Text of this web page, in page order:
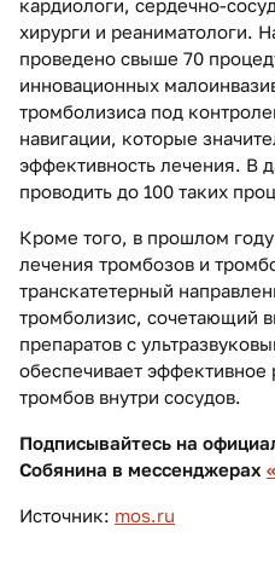
хирурги и реаниматологи.
проведено свыше 70
инновационных
тромболизиса под
навигации, которые
эффективность лечения. В
проводить до 100 таких
Кроме того, в прошлом
лечения тромбозов и
транскатетерный
тромболизис, сочетающий
препаратов с
обеспечивает
тромбов внутри сосудов.
Подписывайтесь на
Собянина в мессенджерах
Источник: mos.ru